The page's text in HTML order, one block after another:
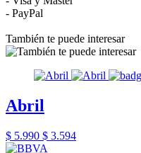
- PayPal
También te puede interesar
Abril
$ 5.990 $ 3.594